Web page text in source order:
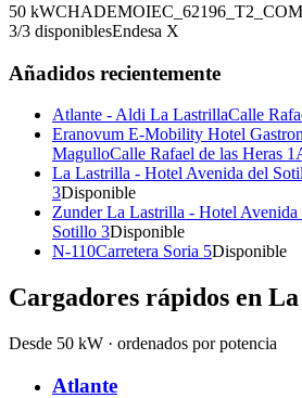
50 kWCHADEMO
3/3 disponiblesEndesa X
Añadidos recientemente
Atlante - Aldi La LastrillaCalle
Eranovum E-Mobility Hotel
MagulloCalle Rafael de las Heras
La Lastrilla - Hotel Avenida del
3Disponible
Zunder La Lastrilla - Hotel
Sotillo 3Disponible
N-110Carretera Soria 5Disponible
Cargadores rápidos en
Desde 50 kW · ordenados por potencia
Atlante